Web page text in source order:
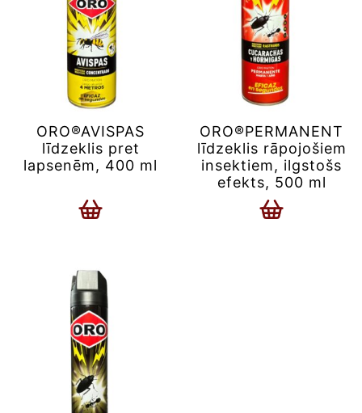
ORO®AVISPAS
līdzeklis pret
lapsenēm, 400 ml
ORO®PERMANENT
līdzeklis rāpojošiem
insektiem, ilgstošs
efekts, 500 ml